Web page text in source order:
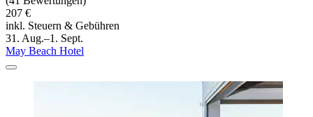
207 €
inkl. Steuern & Gebühren
31. Aug.–1. Sept.
May Beach Hotel